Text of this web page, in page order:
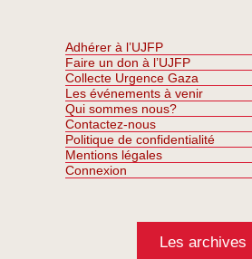
Adhérer à l’UJFP
Faire un don à l’UJFP
Collecte Urgence Gaza
Les événements à venir
Qui sommes nous?
Contactez-nous
Politique de confidentialité
Mentions légales
Connexion
Les archives